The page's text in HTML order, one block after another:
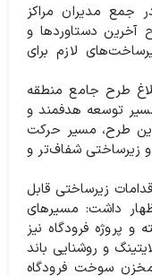
جمع مدیران مراکز
آخرین دستاوردها و
لازم برای
طرح جامع منطقه
توسعه هدفمند و
این طرح، مسیر حرکت
زیرساختی شفاف‌تر و
زیرساختی قابل
داشت: مسیرهای
و پروژه فرودگاه نیز
و روشنایی باند
سوخت فرودگاه